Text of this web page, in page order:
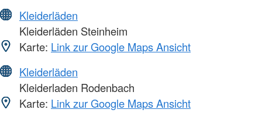
Kleiderläden
Kleiderläden Steinheim
Karte: Link zur Google Maps Ansicht
Kleiderläden
Kleiderladen Rodenbach
Karte: Link zur Google Maps Ansicht